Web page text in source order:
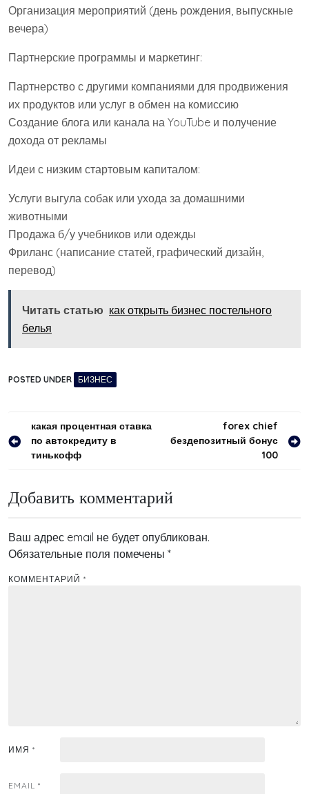
Организация мероприятий (день рождения, выпускные
вечера)
Партнерские программы и маркетинг:
Партнерство с другими компаниями для продвижения
их продуктов или услуг в обмен на комиссию
Создание блога или канала на YouTube и получение
дохода от рекламы
Идеи с низким стартовым капиталом:
Услуги выгула собак или ухода за домашними
животными
Продажа б/у учебников или одежды
Фриланс (написание статей, графический дизайн,
перевод)
Читать статью как открыть бизнес постельного
белья
POSTED UNDER БИЗНЕС
Навигация
по
какая процентная ставка
по автокредиту в
тинькофф
forex chief
бездепозитный бонус
100
Добавить комментарий
Ваш адрес email не будет опубликован.
Обязательные поля помечены *
КОММЕНТАРИЙ *
ИМЯ *
EMAIL *